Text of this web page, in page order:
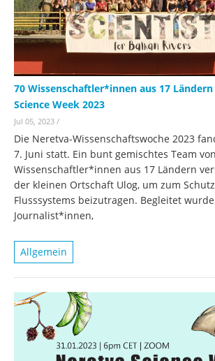
70 Wissenschaftler*innen aus 17
Science Week 2023
Jul 05, 2023 /
Die Neretva-Wissenschaftswoche 2023
7. Juni statt. Ein bunt gemischtes Team
Wissenschaftler*innen aus 17 Ländern
der kleinen Ortschaft Ulog, um zum
Flusssystems beizutragen. Begleitet
Journalist*innen,
Allgemein